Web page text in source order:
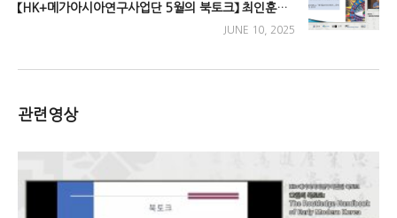
【HK+메가아시아연구사업단 5월의 북토크】 최인훈의 아시아
JUNE 10, 2025
관련영상